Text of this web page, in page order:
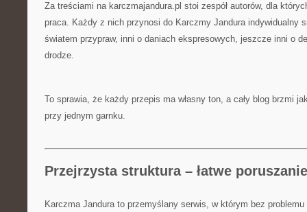
Za treściami na karczmajandura.pl stoi zespół autorów, dla
praca. Każdy z nich przynosi do Karczmy Jandura indywidualny
światem przypraw, inni o daniach ekspresowych, jeszcze inni o
drodze.
To sprawia, że każdy przepis ma własny ton, a cały blog brzmi
przy jednym garnku.
Przejrzysta struktura – łatwe
Karczma Jandura to przemyślany serwis, w którym bez